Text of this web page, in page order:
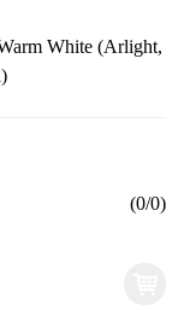
White (Arlight,
(0/0)